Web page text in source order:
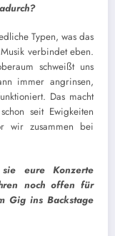
Typen, was das
verbindet eben.
schweißt uns
immer angrinsen,
Das macht
seit Ewigkeiten
wir zusammen bei
eure Konzerte
noch offen für
Gig ins Backstage